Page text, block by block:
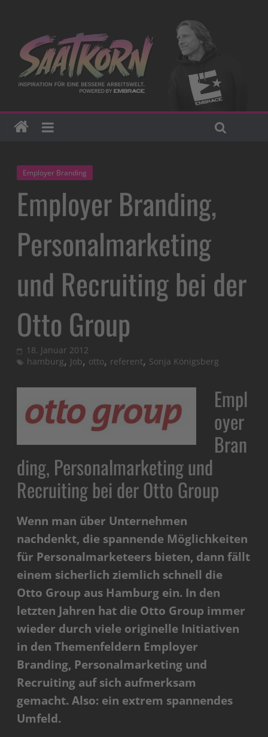
Employer Branding
Employer Branding,
Personalmarketing
und Recruiting bei der
Otto Group
18. Januar 2012
hamburg, Job, otto, referent, Sonja Königsberg
Empl
oyer
Bran
ding, Personalmarketing und
Recruiting bei der Otto Group
Wenn man über Unternehmen
nachdenkt, die spannende Möglichkeiten
für Personalmarketeers bieten, dann fällt
einem sicherlich ziemlich schnell die
Otto Group aus Hamburg ein. In den
letzten Jahren hat die Otto Group immer
wieder durch viele originelle Initiativen
in den Themenfeldern Employer
Branding, Personalmarketing und
Recruiting auf sich aufmerksam
gemacht. Also: ein extrem spannendes
Umfeld.